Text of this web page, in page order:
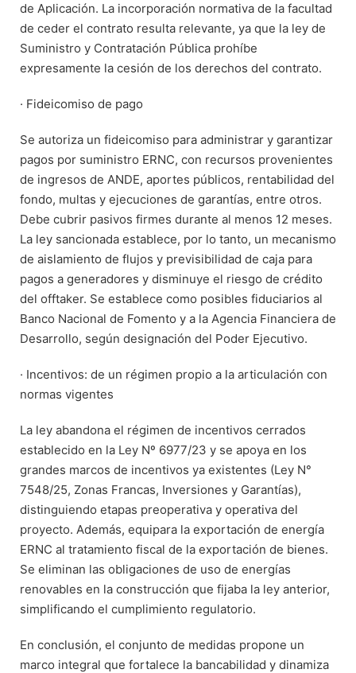
de Aplicación. La incorporación normativa de la facultad
de ceder el contrato resulta relevante, ya que la ley de
Suministro y Contratación Pública prohíbe
expresamente la cesión de los derechos del contrato.
· Fideicomiso de pago
Se autoriza un fideicomiso para administrar y garantizar
pagos por suministro ERNC, con recursos provenientes
de ingresos de ANDE, aportes públicos, rentabilidad del
fondo, multas y ejecuciones de garantías, entre otros.
Debe cubrir pasivos firmes durante al menos 12 meses.
La ley sancionada establece, por lo tanto, un mecanismo
de aislamiento de flujos y previsibilidad de caja para
pagos a generadores y disminuye el riesgo de crédito
del offtaker. Se establece como posibles fiduciarios al
Banco Nacional de Fomento y a la Agencia Financiera de
Desarrollo, según designación del Poder Ejecutivo.
· Incentivos: de un régimen propio a la articulación con
normas vigentes
La ley abandona el régimen de incentivos cerrados
establecido en la Ley Nº 6977/23 y se apoya en los
grandes marcos de incentivos ya existentes (Ley N°
7548/25, Zonas Francas, Inversiones y Garantías),
distinguiendo etapas preoperativa y operativa del
proyecto. Además, equipara la exportación de energía
ERNC al tratamiento fiscal de la exportación de bienes.
Se eliminan las obligaciones de uso de energías
renovables en la construcción que fijaba la ley anterior,
simplificando el cumplimiento regulatorio.
En conclusión, el conjunto de medidas propone un
marco integral que fortalece la bancabilidad y dinamiza